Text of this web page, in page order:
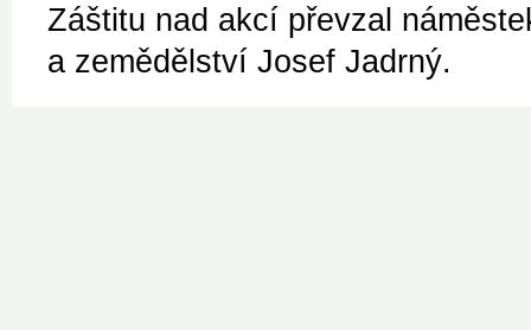
Záštitu nad akcí převzal
a zemědělství Josef Jadrný.